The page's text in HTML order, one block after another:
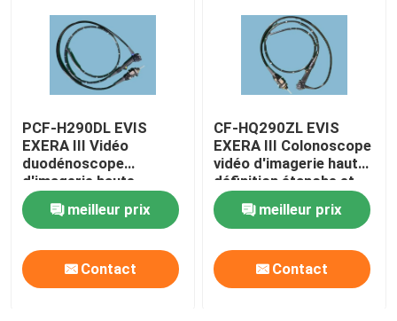
PCF-H290DL EVIS
EXERA III Vidéo
duodénoscope
d'imagerie haute
définition Amélioration
de la couleur large
meilleur prix
Contact
CF-HQ290ZL EVIS
EXERA III Colonoscope
vidéo d'imagerie haute
définition étanche et
durable
meilleur prix
Contact